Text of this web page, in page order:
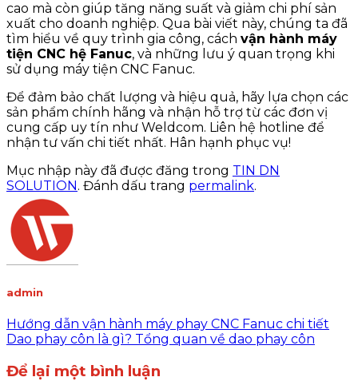
cao mà còn giúp tăng năng suất và giảm chi phí sản
xuất cho doanh nghiệp. Qua bài viết này, chúng ta đã
tìm hiểu về quy trình gia công, cách vận hành máy
tiện CNC hệ Fanuc, và những lưu ý quan trọng khi
sử dụng máy tiện CNC Fanuc.
Để đảm bảo chất lượng và hiệu quả, hãy lựa chọn các
sản phẩm chính hãng và nhận hỗ trợ từ các đơn vị
cung cấp uy tín như Weldcom. Liên hệ hotline để
nhận tư vấn chi tiết nhất. Hân hạnh phục vụ!
Mục nhập này đã được đăng trong TIN DN
SOLUTION. Đánh dấu trang permalink.
admin
Hướng dẫn vận hành máy phay CNC Fanuc chi tiết
Dao phay côn là gì? Tổng quan về dao phay côn
Để lại một bình luận